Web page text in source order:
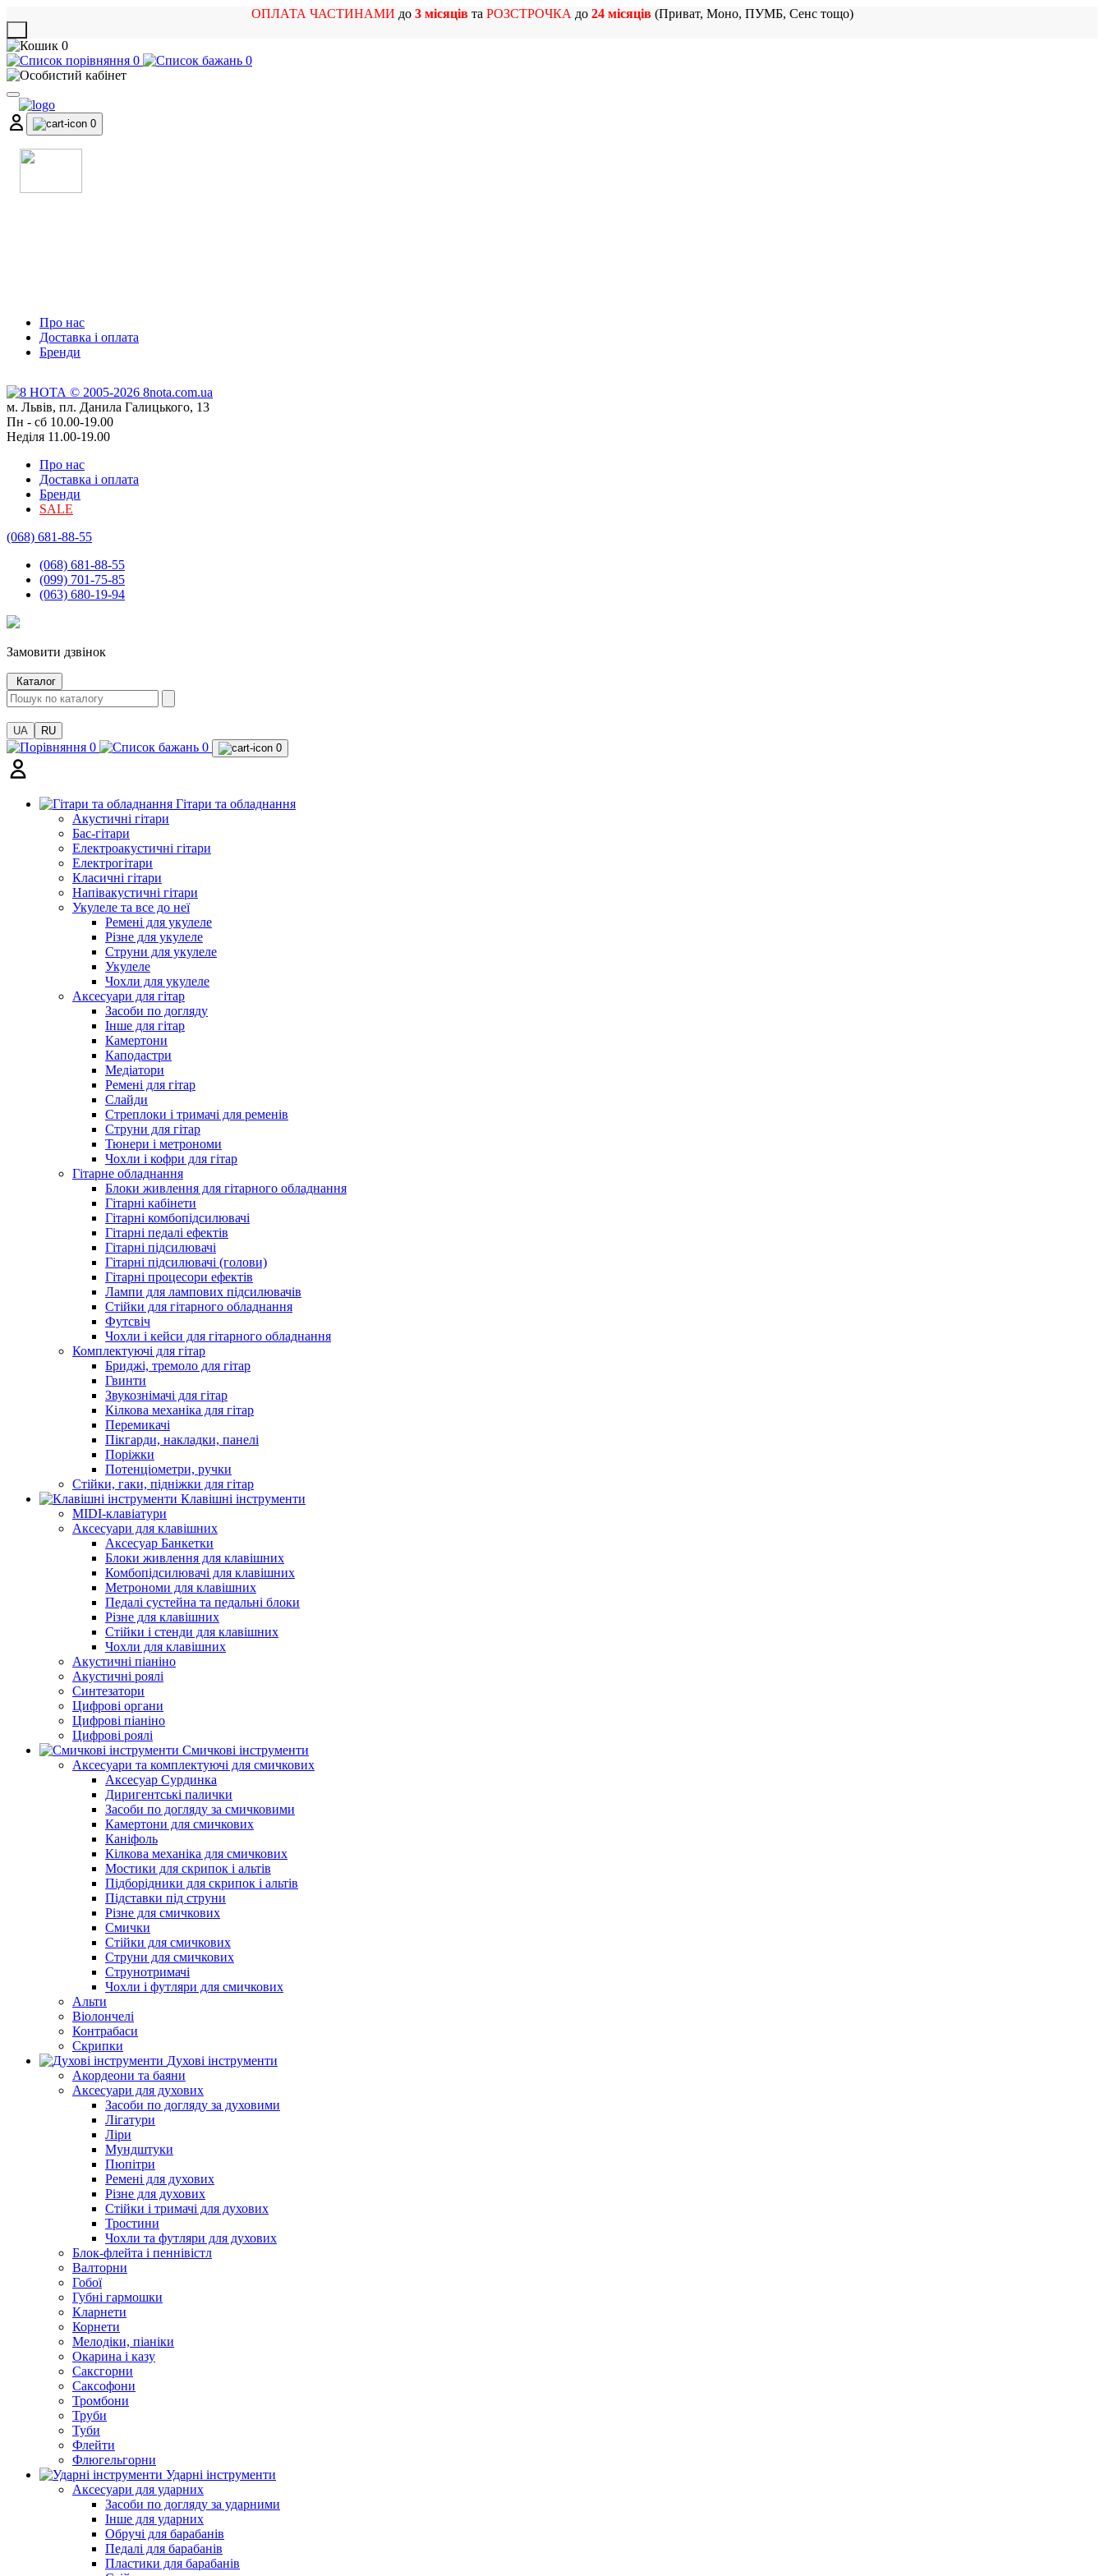
ОПЛАТА ЧАСТИНАМИ до 3 місяцівта РОЗСТРОЧКА до 24 місяців(Приват, Моно, ПУМБ, Сенс тощо)
0
0
0
0
Про нас
Доставка і оплата
Бренди
м. Львів, пл. Данила Галицького, 13
Пн - сб 10.00-19.00
Неділя 11.00-19.00
Про нас
Доставка і оплата
Бренди
SALE
(068) 681-88-55
(068) 681-88-55
(099) 701-75-85
(063) 680-19-94
Замовити дзвінок
Каталог
UA RU
0 0 0
Гітари та обладнання
Акустичні гітари
Бас-гітари
Електроакустичні гітари
Електрогітари
Класичні гітари
Напівакустичні гітари
Укулеле та все до неї
Ремені для укулеле
Різне для укулеле
Струни для укулеле
Укулеле
Чохли для укулеле
Аксесуари для гітар
Засоби по догляду
Інше для гітар
Камертони
Каподастри
Медіатори
Ремені для гітар
Слайди
Стреплоки і тримачі для ременів
Струни для гітар
Тюнери і метрономи
Чохли і кофри для гітар
Гітарне обладнання
Блоки живлення для гітарного обладнання
Гітарні кабінети
Гітарні комбопідсилювачі
Гітарні педалі ефектів
Гітарні підсилювачі
Гітарні підсилювачі (голови)
Гітарні процесори ефектів
Лампи для лампових підсилювачів
Стійки для гітарного обладнання
Футсвіч
Чохли і кейси для гітарного обладнання
Комплектуючі для гітар
Бриджі, тремоло для гітар
Гвинти
Звукознімачі для гітар
Кілкова механіка для гітар
Перемикачі
Пікгарди, накладки, панелі
Поріжки
Потенціометри, ручки
Стійки, гаки, підніжки для гітар
Клавішні інструменти
MIDI-клавіатури
Аксесуари для клавішних
Аксесуар Банкетки
Блоки живлення для клавішних
Комбопідсилювачі для клавішних
Метрономи для клавішних
Педалі сустейна та педальні блоки
Різне для клавішних
Стійки і стенди для клавішних
Чохли для клавішних
Акустичні піаніно
Акустичні роялі
Синтезатори
Цифрові органи
Цифрові піаніно
Цифрові роялі
Смичкові інструменти
Аксесуари та комплектуючі для смичкових
Аксесуар Сурдинка
Диригентські палички
Засоби по догляду за смичковими
Камертони для смичкових
Каніфоль
Кілкова механіка для смичкових
Мостики для скрипок і альтів
Підборiдники для скрипок і альтів
Підставки під струни
Різне для смичкових
Смички
Стійки для смичкових
Струни для смичкових
Струнотримачі
Чохли і футляри для смичкових
Альти
Віолончелі
Контрабаси
Скрипки
Духові інструменти
Акордеони та баяни
Аксесуари для духових
Засоби по догляду за духовими
Лігатури
Ліри
Мундштуки
Пюпітри
Ремені для духових
Різне для духових
Стійки і тримачі для духових
Тростини
Чохли та футляри для духових
Блок-флейта і пеннівістл
Валторни
Гобої
Губні гармошки
Кларнети
Корнети
Мелодіки, піаніки
Окарина і казу
Саксгорни
Саксофони
Тромбони
Труби
Туби
Флейти
Флюгельгорни
Ударні інструменти
Аксесуари для ударних
Засоби по догляду за ударними
Інше для ударних
Обручі для барабанів
Педалі для барабанів
Пластики для барабанів